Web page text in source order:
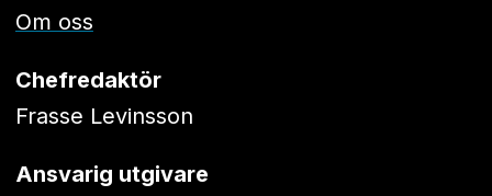
Om oss
Chefredaktör
Frasse Levinsson
Ansvarig utgivare